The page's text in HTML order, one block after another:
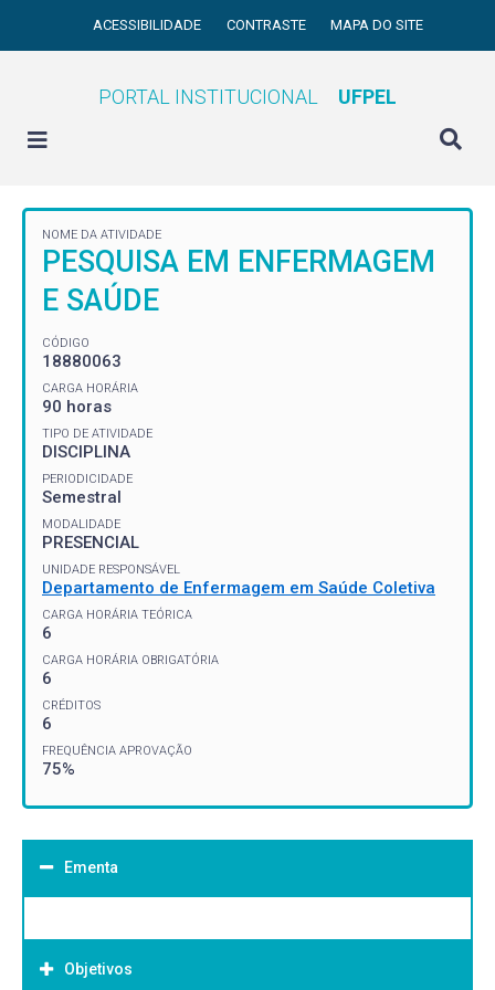
ACESSIBILIDADE CONTRASTE MAPA DO SITE
PORTAL INSTITUCIONAL UFPEL
NOME DA ATIVIDADE
PESQUISA EM ENFERMAGEM
E SAÚDE
CÓDIGO
18880063
CARGA HORÁRIA
90 horas
TIPO DE ATIVIDADE
DISCIPLINA
PERIODICIDADE
Semestral
MODALIDADE
PRESENCIAL
UNIDADE RESPONSÁVEL
Departamento de Enfermagem em Saúde Coletiva
CARGA HORÁRIA TEÓRICA
6
CARGA HORÁRIA OBRIGATÓRIA
6
CRÉDITOS
6
FREQUÊNCIA APROVAÇÃO
75%
Ementa
Objetivos